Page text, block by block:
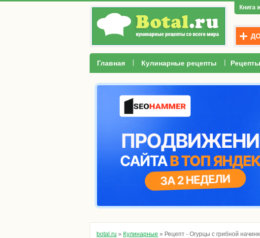
Книга
Главная Кулинарные рецепты
botal.ru » Кулинарные » Рецепт - Огурцы с грибной